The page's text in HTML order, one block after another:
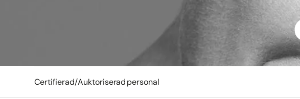
Certifierad/Auktoriserad personal